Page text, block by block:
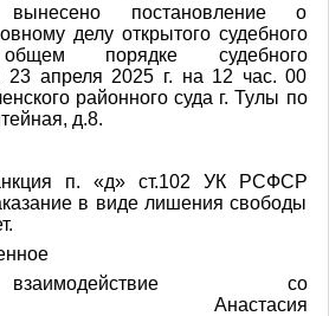
вынесено постановление о
делу открытого судебного
порядке судебного
23 апреля 2025 г. на 12 час. 00
районного суда г. Тулы по
д.8.
п. «д» ст.102 УК РСФСР
в виде лишения свободы
со